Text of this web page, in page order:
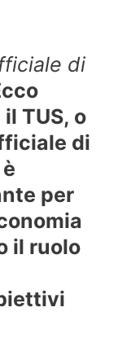
di
TUS, o
di
per
il ruolo